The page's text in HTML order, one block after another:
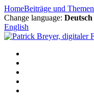
Zum
Inhalt
springen
HomeBeiträge und Themen
Change language: Deutsch
English